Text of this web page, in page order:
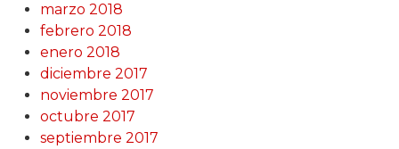
marzo 2018
febrero 2018
enero 2018
diciembre 2017
noviembre 2017
octubre 2017
septiembre 2017